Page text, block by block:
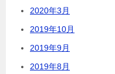
2020年3月
2019年10月
2019年9月
2019年8月